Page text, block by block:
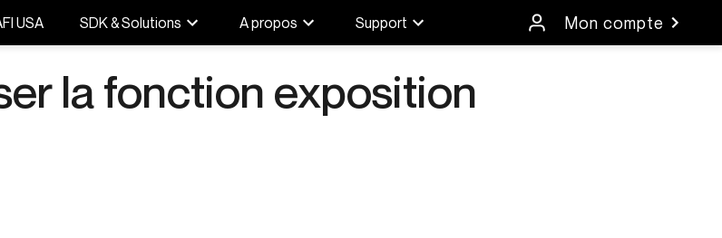
USA SDK & Solutions A propos Support Mon compte
la fonction exposition